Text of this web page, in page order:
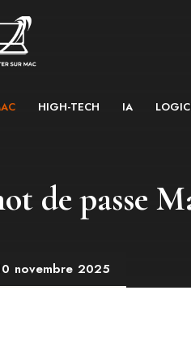
HIGH-TECH IA
de passe
novembre 2025